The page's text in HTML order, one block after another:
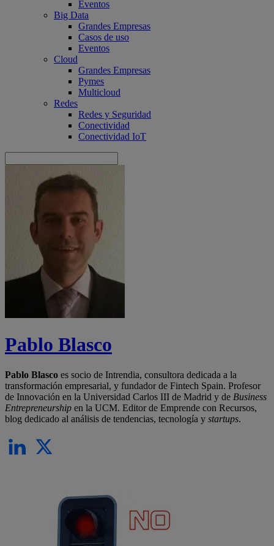
Eventos
Big Data
Grandes Empresas
Casos de uso
Eventos
Cloud
Grandes Empresas
Pymes
Multicloud
Redes
Redes y Seguridad
Conectividad
Conectividad IoT
Pablo Blasco
Pablo Blasco es socio de Intrendia, consultora dedicada a la
transformación empresarial, y fundador de Fintech Spain. Profesor
de Innovación en la Universidad Carlos III de Madrid y de Business
Entrepreneurship en la UCM. Editor de Emprende con Recursos,
blog dedicado al análisis de tendencias, tecnología y startups.